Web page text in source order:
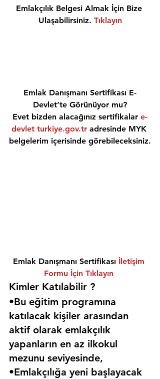
Emlakçılık Belgesi Almak İçin Bize
Ulaşabilirsiniz. Tıklayın
Emlak Danışmanı Sertifikası E-
Devlet’te Görünüyor mu?
Evet bizden alacağınız sertifikalar e-
devlet turkiye.gov.tr adresinde MYK
belgelerim içerisinde görebileceksiniz.
Emlak Danışmanı Sertifikası İletişim
Formu İçin Tıklayın
Kimler Katılabilir ?
•Bu eğitim programına
katılacak kişiler arasından
aktif olarak emlakçılık
yapanların en az ilkokul
mezunu seviyesinde,
•Emlakçılığa yeni başlayacak